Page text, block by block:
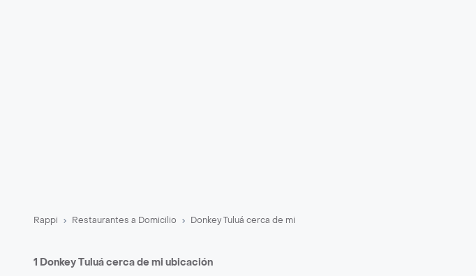
Rappi Restaurantes a Domicilio Donkey Tuluá cerca de mi
1 Donkey Tuluá cerca de mi ubicación